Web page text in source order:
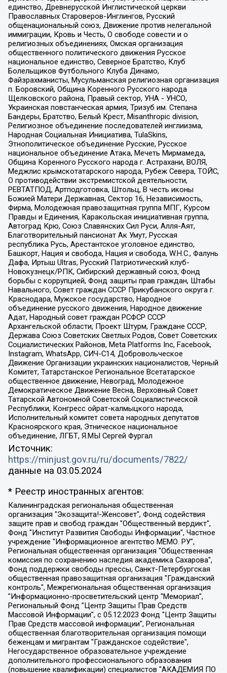
единство, Древнерусской Инглистической церкви
Православных Староверов-Инглингов, Русский
общенациональный союз, Движение против нелегальной
иммиграции, Кровь и Честь, О свободе совести и о
религиозных объединениях, Омская организация
общественного политического движения Русское
национальное единство, Северное Братство, Клуб
Болельщиков Футбольного Клуба Динамо,
Файзрахманисты, Мусульманская религиозная организация
п. Боровский, Община Коренного Русского народа
Щелковского района, Правый сектор, УНА - УНСО,
Украинская повстанческая армия, Тризуб им. Степана
Бандеры, Братство, Белый Крест, Misanthropic division,
Религиозное объединение последователей инглиизма,
Народная Социальная Инициатива, TulaSkins,
Этнополитическое объединение Русские, Русское
национальное объединение Атака, Мечеть Мирмамеда,
Община Коренного Русского народа г. Астрахани, ВОЛЯ,
Меджлис крымскотатарского народа, Рубеж Севера, ТОЙС,
О противодействии экстремистской деятельности,
РЕВТАТПОД, Артподготовка, Штольц, В честь иконы
Божией Матери Державная, Сектор 16, Независимость,
Фирма, Молодежная правозащитная группа МПГ, Курсом
Правды и Единения, Каракольская инициативная группа,
Автоград Крю, Союз Славянских Сил Руси, Алля-Аят,
Благотворительный пансионат Ак Умут, Русская
республика Русь, Арестантское уголовное единство,
Башкорт, Нация и свобода, Нация и свобода, W.H.С., Фалунь
Дафа, Иртыш Ultras, Русский Патриотический клуб-
Новокузнецк/РПК, Сибирский державный союз, Фонд
борьбы с коррупцией, Фонд защиты прав граждан, Штабы
Навального, Совет граждан СССР Прикубанского округа г.
Краснодара, Мужское государство, Народное
объединение русского движения, Народное движение
Адат, Народный совет граждан РСФСР СССР
Архангельской области, Проект Штурм, Граждане СССР,
Держава Союз Советских Светлых Родов, Совет Советских
Социалистических Районов, Meta Platforms Inc, Facebook,
Instagram, WhatsApp, СИЧ-С14, Добровольческое
Движение Организации украинских националистов, Черный
Комитет, Татарстанское Региональное Всетатарское
общественное движение, Невоград, Молодежное
Демократическое Движение Весна, Верховный Совет
Татарской Автономной Советской Социалистической
Республики, Конгресс ойрат-калмыцкого народа,
Исполнительный комитет совета народных депутатов
Красноярского края, Этническое национальное
объединение, ЛГБТ, Я.МЫ Сергей Фургал
Источник:
https://minjust.gov.ru/ru/documents/7822/
данные на 03.05.2024
* Реестр иностранных агентов:
Калининградская региональная общественная организация "Экозащита!-Женсовет", Фонд содействия защите прав и свобод граждан "Общественный вердикт", Фонд "Институт Развития Свободы Информации", Частное учреждение "Информационное агентство МЕМО. РУ", Региональная общественная организация "Общественная комиссия по сохранению наследия академика Сахарова", Фонд поддержки свободы прессы, Санкт-Петербургская общественная правозащитная организация "Гражданский контроль", Межрегиональная общественная организация "Информационно-просветительский центр "Мемориал", Региональный Фонд "Центр Защиты Прав Средств Массовой Информации", с 05.12.2023 Фонд "Центр Защиты Прав Средств массовой информации", Региональная общественная благотворительная организация помощи беженцам и мигрантам "Гражданское содействие", Негосударственное образовательное учреждение дополнительного профессионального образования (повышение квалификации) специалистов "АКАДЕМИЯ ПО ПРАВАМ ЧЕЛОВЕКА", Свердловская региональная общественная организация "Сутяжник", Автономная некоммерческая организация "Центр независимых социологических исследований", Союз общественных объединений "Российский исследовательский центр по правам человека", Региональное общественное учреждение научно-информационный центр "МЕМОРИАЛ", Некоммерческая организация "Фонд защиты гласности", Автономная некоммерческая организация "Институт прав человека", Городская общественная организация "Екатеринбургское общество "МЕМОРИАЛ", Городская общественная организация "Рязанское историко-просветительское и правозащитное общество "Мемориал" (Рязанский Мемориал), Челябинский региональный орган общественной самодеятельности – женское общественное объединение "Женщины Евразии", Челябинский региональный орган общественной самодеятельности "Уральская правозащитная группа", Фонд содействия защите здоровья и социальной справедливости имени Андрея Рылькова, Автономная Некоммерческая Организация "Аналитический Центр Юрия Левады", Автономная некоммерческая организация социальной поддержки населения "Проект Апрель", Региональная общественная организация помощи женщинам и детям, находящимся в кризисной ситуации "Информационно-методический центр "Анна", Фонд содействия развитию массовых коммуникаций и правовому просвещению "Так-так-Так", Фонд содействия устойчивому развитию "Серебряная тайга", Свердловский региональный общественный фонд социальных проектов "Новое время", "Idel.Реалии", Кавказ.Реалии, Крым.Реалии, Телеканал Настоящее Время, Татаро-башкирская служба Радио Свобода (Azatliq Radiosi), Радио Свободная Европа/Радио Свобода (PCE/PC), "Сибирь.Реалии", "Фактограф", Благотворительный фонд помощи осужденным и их семьям, Автономная некоммерческая организация "Институт глобализации и социальных движений", Фонд "В защиту прав заключенных", Частное учреждение "Центр поддержки и содействия развитию средств массовой информации", Пензенский региональный общественный благотворительный фонд "Гражданский союз", "Север.Реалии", Некоммерческая организация Фонд "Правовая инициатива", Общество с ограниченной ответственностью "Радио Свободная Европа/Радио Свобода", Чешское информационное агентство "MEDIUM-ORIENT", Красноярская региональная общественная организация "Мы против СПИДа", Камалягин Денис Николаевич, Маркелов Сергей Евгеньевич, Пономарев Лев Александрович, Савицкая Людмила Алексеевна, Автономная некоммерческая организация "Центр по работе с проблемой насилия "НАСИЛИЮ.НЕТ", Межрегиональный профессиональный союз работников здравоохранения "Альянс врачей", Юридическое лицо, зарегистрированное в Латвийской Республике, SIA "Medusa Project" (регистрационный номер 40103797863, дата регистрации 10.06.2014), Некоммерческая организация "Фонд по борьбе с коррупцией", Автономная некоммерческая организация "Институт права и публичной политики", Баданин Роман Сергеевич, Гликин Максим Александрович, Железнова Мария Михайловна, Лукьянова Юлия Сергеевна, Маетная Елизавета Витальевна, Маняхин Петр Борисович, Чуракова Ольга Владимировна, Ярош Юлия Петровна, Юридическое лицо "The Insider SIA", зарегистрированное в Риге, Латвийская Республика (дата регистрации 26.06.2015), являющееся администратором доменного имени интернет-издания "The Insider SIA", https://theins.ru, Постернак Алексей Евгеньевич, Рубин Михаил Аркадьевич, Анин Роман Александрович, Юридическое лицо Istories fonds, зарегистрированное в Латвийской Республике (регистрационный номер 50008295751, дата регистрации 24.02.2020), Великовский Дмитрий Александрович, Долинина Ирина Николаевна, Мароховская Алеся Алексеевна, Шлейнов Роман Юрьевич, Шмагун Олеся Валентиновна, Общество с ограниченной ответственностью "Альтаир 2021", Общество с ограниченной ответственностью "Вега 2021", Общество с ограниченной ответственностью "Главный редактор 2021", Общество с ограниченной ответственностью "Ромашки монолит", Важенков Артем Валерьевич, Ивановская областная общественная организация "Центр гендерных исследований", Гурман Юрий Альбертович, Медиапроект "ОВД-Инфо", Егоров Владимир Владимирович, Жилинский Владимир Александрович, Общество с ограниченной ответственностью "ЗП", Иванова София Юрьевна, Карезина Инна Павловна, Кильтау Екатерина Викторовна, Петров Алексей Викторович, Пискунов Сергей Евгеньевич, Смирнов Сергей Сергеевич, Тихонов Михаил Сергеевич, Общество с ограниченной ответственностью "ЖУРНАЛИСТ-ИНОСТРАННЫЙ АГЕНТ", Арапова Галина Юрьевна, Вольтская Татьяна Анатольевна, Американская компания "Mason G.E.S. Anonymous Foundation" (США), являющаяся владельцем интернет-издания https://mnews.world/, Компания "Stichting Bellingcat", зарегистрированная в Нидерландах (дата регистрации 11.07.2018), Захаров Андрей Вячеславович, Клепиковская Екатерина Дмитриевна, Общество с ограниченной ответственностью "МЕМО", Перл Роман Александрович, Симонов Евгений Алексеевич, Соловьева Елена Анатольевна, Сотников Даниил Владимирович, Сурначева Елизавета Дмитриевна, Автономная некоммерческая организация по защите прав человека и информированию населения "Якутия – Наше Мнение", Общество с ограниченной ответственностью "Москоу диджитал медиа", с 26.01.2023 Общество с ограниченной ответственностью "Чайка Белые сады", Ветошкина Валерия Валерьевна, Заговора Максим Александрович, Межрегиональное общественное движение "Российская ЛГБТ - сеть", Оленичев Максим Владимирович, Павлов Иван Юрьевич, Скворцова Елена Сергеевна, Общество с ограниченной ответственностью "Как бы инагент", Кочетков Игорь Викторович, Общество с ограниченной ответственностью "Честные выборы", Еланчик Олег Александрович, Общество с ограниченной ответственностью "Нобелевский призыв", Гималова Регина Эмилевна, Григорьев Андрей Валерьевич, Григорьева Алина Александровна, Ассоциация по содействию защите прав призывников, альтернативнослужащих и военнослужащих "Правозащитная группа "Гражданин.Армия.Право", Хисамова Регина Фаритовна, Автономная некоммерческая организация по реализации социально-правовых программ "Лилит", Дальневосточное общественное движение "Маяк", Санкт-Петербургская ЛГБТ-инициативная группа "Выход", Инициативная группа ЛГБТ+ "Реверс", Алексеев Андрей Викторович, Бекбулатова Таисия Львовна, Беляев Иван Михайлович, Владыкина Елена Сергеевна, Гельман Марат Александрович, Никульшина Вероника Юрьевна, Толоконникова Надежда Андреевна, Шендерович Виктор Анатольевич, Общество с ограниченной ответственностью "Данное сообщение", Общество с ограниченной ответственностью Издательский дом "Новая глава", Айнбиндер Александра Александровна, Московский комьюнити-центр для ЛГБТ+инициатив, Благотворительный фонд развития филантропии, Deutsche Welle (Германия, Kurt-Schumacher-Strasse 3, 53113 Bonn), Борзунова Мария Михайловна, Воробьев Виктор Викторович, Голубева Анна Львовна, Константинова Алла Михайловна, Малкова Ирина Владимировна, Мурадов Мурад Абдулгалимович, Осетинская Елизавета Николаевна, Понасенков Евгений Николаевич, Ганапольский Матвей Юрьевич, Киселев Евгений Алексеевич, Борухович Ирина Григорьевна, Дремин Иван Тимофеевич, Дубровский Дмитрий Викторович, Красноярская региональная общественная организация поддержки и развития альтернативных образовательных технологий и межкультурных коммуникаций "ИНТЕРРА", Маяковская Екатерина Алексеевна, Фейгин Марк Захарович, Филимонов Андрей Викторович, Дзугкоева Регина Николаевна, Доброхотов Роман Александрович, Дудь Юрий Александрович, Елкин Сергей Владимирович, Кругликов Кирилл Игоревич, Сабунаева Мария Леонидовна, Семенов Алексей Владимирович, Шаинян Карен Багратович, Шульман Екатерина Михайловна, Асафьев Артур Валерьевич, Вахштайн Виктор Семенович, Венедиктов Алексей Алексеевич, Лушникова Екатерина Евгеньевна, Волков Леонид Михайлович, Невзоров Александр Глебович, Пархоменко Сергей Борисович, Сироткин Ярослав Николаевич, Кара-Мурза Владимир Владимирович, Баранова Наталья Владимировна, Гозман Леонид Яковлевич, Кагарлицкий Борис Юльевич, Климарев Михаил Валерьевич, Милов Владимир Станиславович, Автономная некоммерческая организация Краснодарский центр современного искусства "Типография", Моргенштерн Алишер Тагирович, Соболь Любовь Эдуардовна, Общество с ограниченной ответственностью "ЛИЗА НОРМ", Каспаров Гарри Кимович, Ходорковский Михаил Борисович, Общество с ограниченной ответственностью "Апрельские тезисы", Данилович Ирина Брониславовна, Кашин Олег Владимирович, Петров Николай Владимирович, Пивоваров Алексей Владимирович, Соколов Михаил Владимирович, Цветкова Юлия Владимировна, Чичваркин Евгений Александрович, Комитет против пыток/Команда против пыток, Общество с ограниченной ответственностью "Первый научный", Общество с ограниченной ответственностью "Вертолет и ко", Белоцерковская Вероника Борисовна, Кац Максим Евгеньевич, Лазарева Татьяна Юрьевна, Шаведдинов Руслан Табризович, Яшин Илья Валерьевич, Общество с ограниченной ответственностью "Иноагент ААВ", Алешковский Дмитрий Петрович, Альбац Евгения Марковна, Быков Дмитрий Львович, Галямина Юлия Евгеньевна, Лойко Сергей Леонидович, Мартынов Кирилл Константинович, Медведев Сергей Александрович, Крашенинников Федор Геннадиевич, Гордеева Катерина Вл